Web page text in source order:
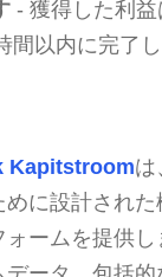
- 獲得した利益
間以内に完了し
Kapitstroomは
に設計され
ームを提供